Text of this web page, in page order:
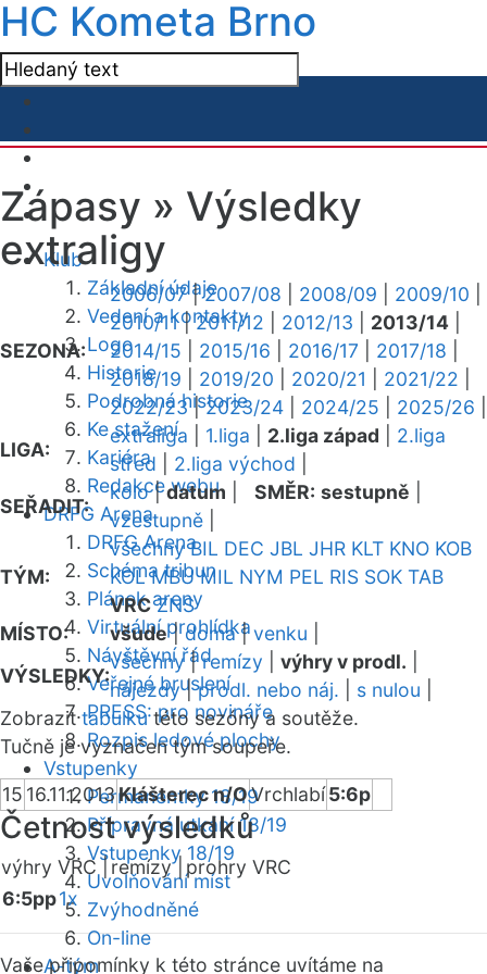
HC Kometa Brno
Klub
Základní údaje
Vedení a kontakty
Logo
Historie
Podrobná historie
Ke stažení
Kariéra
Redakce webu
DRFG Arena
DRFG Arena
Schéma tribun
Plánek areny
Virtuální prohlídka
Návštěvní řád
Veřejné bruslení
PRESS: pro novináře
Rozpis ledové plochy
Vstupenky
Permanentky 18/19
Přípravná utkání 18/19
Vstupenky 18/19
Uvolňování míst
Zvýhodněné
On-line
A-tým
Zápasy » Výsledky
extraligy
SEZONA:
2006/07|2007/08 2008/09 2009/10
2010/11|2011/12 2012/13 2013/14
2014/15
2015/16 2016/17 2017/18
2018/19
2019/20 2020/21 2021/22
2022/23|2023/24 2024/25 2025/26
LIGA:
extraliga 1.liga 2.liga západ
2.liga
střed
2.liga východ
SEŘADIT:
kolo|datum SMĚR: sestupně
vzestupně
TÝM:
všechny BIL DEC JBL JHR KLT KNO KOB
KOL MBU MIL NYM PEL RIS SOK TAB
VRC ZNS
MÍSTO:
všude|doma|venku
VÝSLEDKY:
všechny|remízy výhry v prodl.
nájezdy|prodl. nebo náj. s nulou
Zobrazittabulkutéto sezóny a soutěže.
Tučně je vyznačen tým soupeře.
15 16.11.2013Klášterec n/OVrchlabí5:6p
Četnost výsledků
výhry VRC |remízy | prohry VRC
6:5pp1x
Vaše připomínky k této stránce uvítáme na